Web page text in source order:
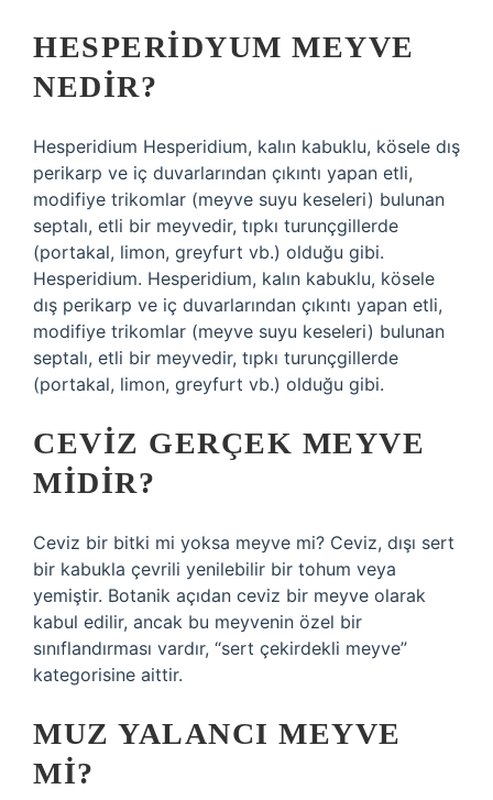
HESPERIDYUM MEYVE
NEDIR?
Hesperidium Hesperidium, kalın kabuklu, kösele dış
perikarp ve iç duvarlarından çıkıntı yapan etli,
modifiye trikomlar (meyve suyu keseleri) bulunan
septalı, etli bir meyvedir, tıpkı turunçgillerde
(portakal, limon, greyfurt vb.) olduğu gibi.
Hesperidium. Hesperidium, kalın kabuklu, kösele
dış perikarp ve iç duvarlarından çıkıntı yapan etli,
modifiye trikomlar (meyve suyu keseleri) bulunan
septalı, etli bir meyvedir, tıpkı turunçgillerde
(portakal, limon, greyfurt vb.) olduğu gibi.
CEVIZ GERÇEK MEYVE
MIDIR?
Ceviz bir bitki mi yoksa meyve mi? Ceviz, dışı sert
bir kabukla çevrili yenilebilir bir tohum veya
yemiştir. Botanik açıdan ceviz bir meyve olarak
kabul edilir, ancak bu meyvenin özel bir
sınıflandırması vardır, “sert çekirdekli meyve”
kategorisine aittir.
MUZ YALANCI MEYVE
MI?